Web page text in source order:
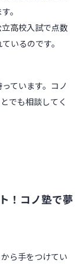
。
高校入試で点数
いるのです。
ています。コノ
でも相談してく
！コノ塾で夢
ら手をつけてい